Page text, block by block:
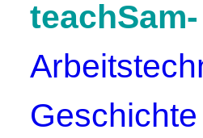
Geschichte